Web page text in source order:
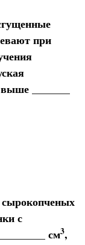
при
_______
с
см3,